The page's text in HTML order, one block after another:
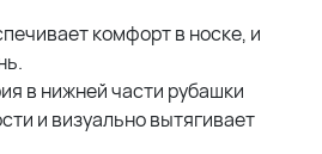
комфорт в носке, и
в нижней части рубашки
и визуально вытягивает